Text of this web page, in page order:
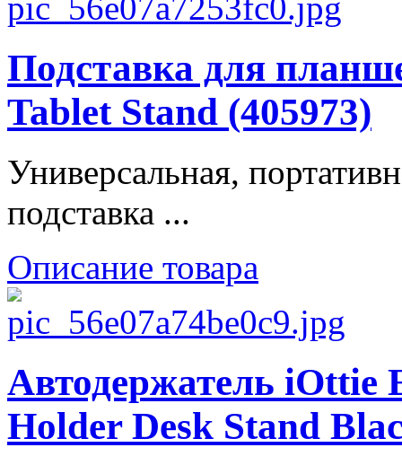
Подставка для
Tablet Stand (405973)
Универсальная,
подставка ...
Описание товара
Автодержатель iOttie
Holder Desk Stand